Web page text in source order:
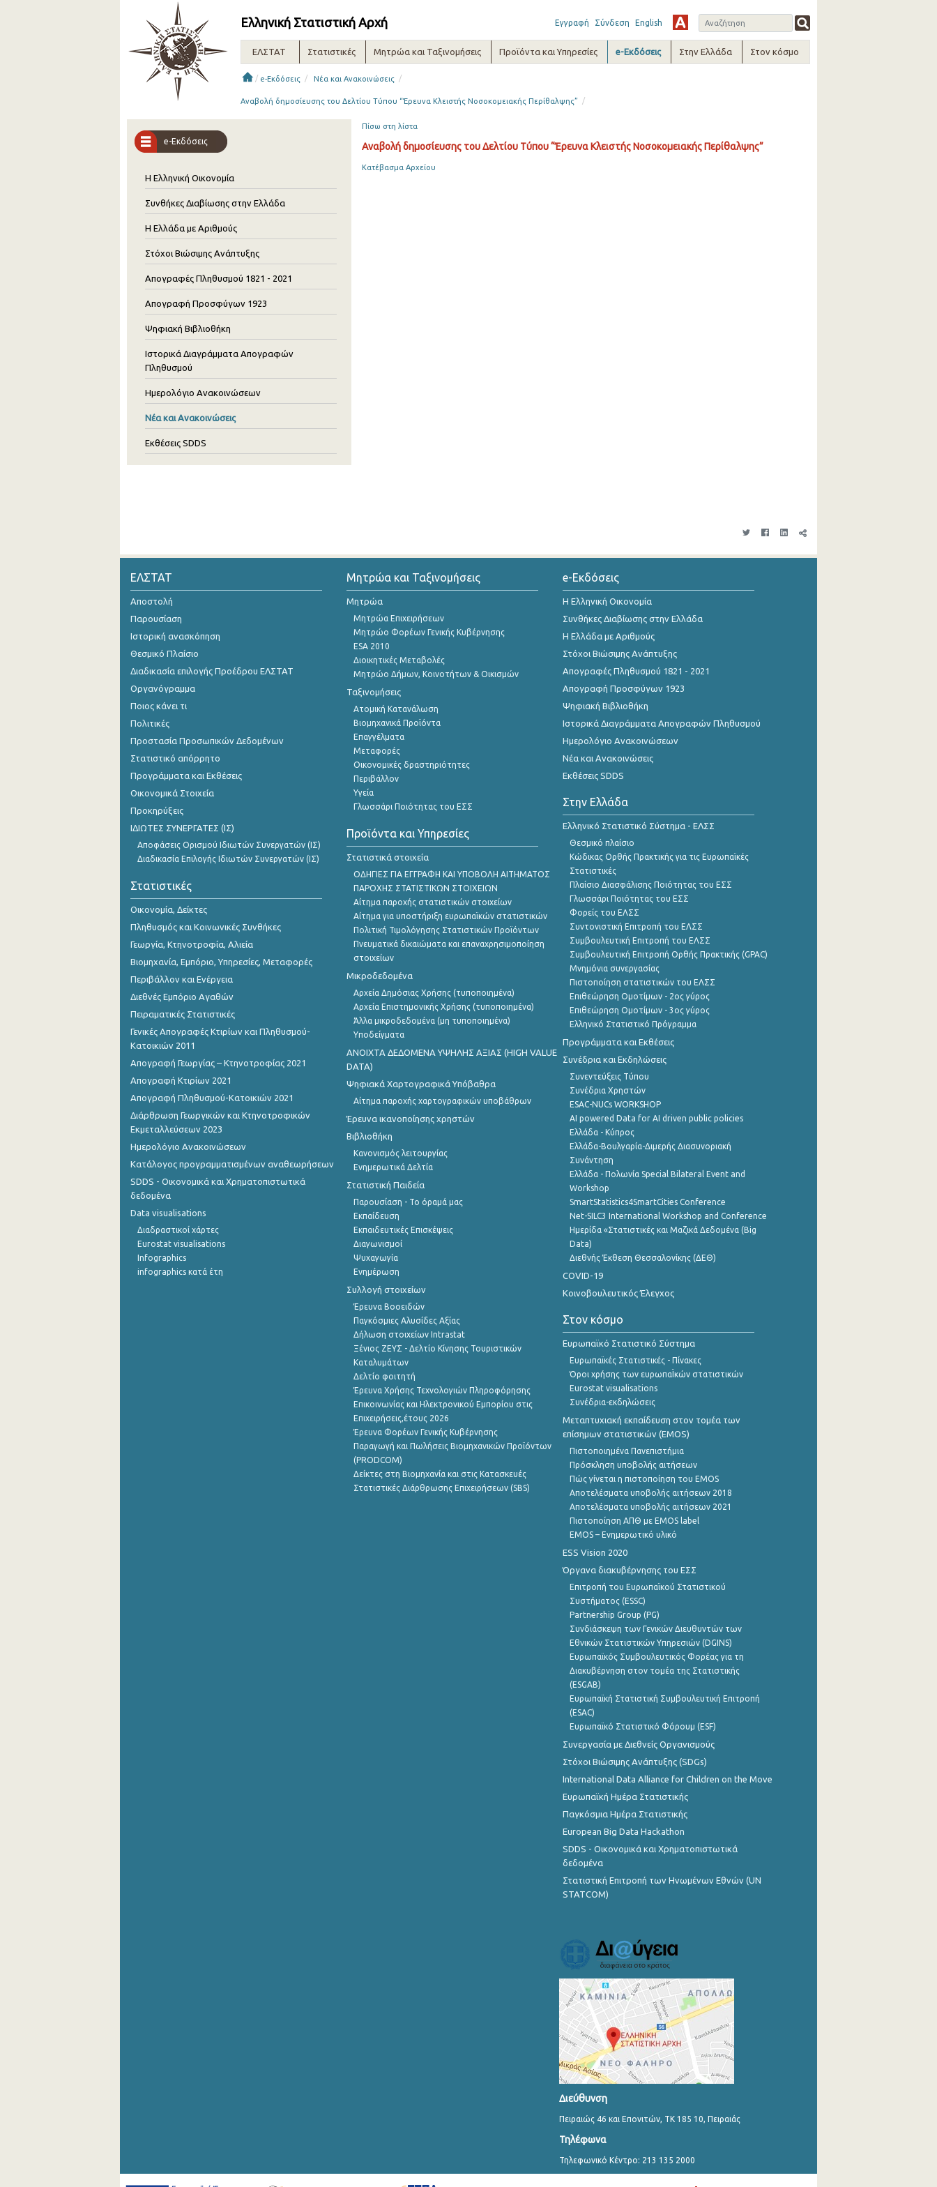
Ελληνική Στατιστική Αρχή Εγγραφή Σύνδεση English
ΕΛΣΤΑΤ Στατιστικές Μητρώα και Ταξινομήσεις Προϊόντα και Υπηρεσίες e-Εκδόσεις Στην Ελλάδα Στον κόσμο
/ e-Εκδόσεις / Νέα και Ανακοινώσεις /
Αναβολή δημοσίευσης του Δελτίου Τύπου “Έρευνα Κλειστής Νοσοκομειακής Περίθαλψης” /
e-Εκδόσεις
Η Ελληνική Οικονομία
Συνθήκες Διαβίωσης στην Ελλάδα
Η Ελλάδα με Αριθμούς
Στόχοι Βιώσιμης Ανάπτυξης
Απογραφές Πληθυσμού 1821 - 2021
Απογραφή Προσφύγων 1923
Ψηφιακή Βιβλιοθήκη
Ιστορικά Διαγράμματα Απογραφών
Πληθυσμού
Ημερολόγιο Ανακοινώσεων
Νέα και Ανακοινώσεις
Εκθέσεις SDDS
Πίσω στη λίστα
Αναβολή δημοσίευσης του Δελτίου Τύπου “Έρευνα Κλειστής Νοσοκομειακής Περίθαλψης”
Κατέβασμα Αρχείου
ΕΛΣΤΑΤ
Αποστολή
Παρουσίαση
Ιστορική ανασκόπηση
Θεσμικό Πλαίσιο
Διαδικασία επιλογής Προέδρου ΕΛΣΤΑΤ
Οργανόγραμμα
Ποιος κάνει τι
Πολιτικές
Προστασία Προσωπικών Δεδομένων
Στατιστικό απόρρητο
Προγράμματα και Εκθέσεις
Οικονομικά Στοιχεία
Προκηρύξεις
ΙΔΙΩΤΕΣ ΣΥΝΕΡΓΑΤΕΣ (ΙΣ)
Αποφάσεις Ορισμού Ιδιωτών Συνεργατών (ΙΣ)
Διαδικασία Επιλογής Ιδιωτών Συνεργατών (ΙΣ)
Στατιστικές
Οικονομία, Δείκτες
Πληθυσμός και Κοινωνικές Συνθήκες
Γεωργία, Κτηνοτροφία, Αλιεία
Βιομηχανία, Εμπόριο, Υπηρεσίες, Μεταφορές
Περιβάλλον και Ενέργεια
Διεθνές Εμπόριο Αγαθών
Πειραματικές Στατιστικές
Γενικές Απογραφές Κτιρίων και Πληθυσμού-
Κατοικιών 2011
Απογραφή Γεωργίας – Κτηνοτροφίας 2021
Απογραφή Κτιρίων 2021
Απογραφή Πληθυσμού-Κατοικιών 2021
Διάρθρωση Γεωργικών και Κτηνοτροφικών
Εκμεταλλεύσεων 2023
Ημερολόγιο Ανακοινώσεων
Κατάλογος προγραμματισμένων αναθεωρήσεων
SDDS - Οικονομικά και Χρηματοπιστωτικά
δεδομένα
Data visualisations
Διαδραστικοί χάρτες
Eurostat visualisations
Infographics
infographics κατά έτη
Μητρώα και Ταξινομήσεις
Μητρώα
Μητρώα Επιχειρήσεων
Μητρώο Φορέων Γενικής Κυβέρνησης
ESA 2010
Διοικητικές Μεταβολές
Μητρώο Δήμων, Κοινοτήτων & Οικισμών
Ταξινομήσεις
Ατομική Κατανάλωση
Βιομηχανικά Προϊόντα
Επαγγέλματα
Μεταφορές
Οικονομικές δραστηριότητες
Περιβάλλον
Υγεία
Γλωσσάρι Ποιότητας του ΕΣΣ
Προϊόντα και Υπηρεσίες
Στατιστικά στοιχεία
ΟΔΗΓΙΕΣ ΓΙΑ ΕΓΓΡΑΦΗ ΚΑΙ ΥΠΟΒΟΛΗ ΑΙΤΗΜΑΤΟΣ
ΠΑΡΟΧΗΣ ΣΤΑΤΙΣΤΙΚΩΝ ΣΤΟΙΧΕΙΩΝ
Αίτημα παροχής στατιστικών στοιχείων
Αίτημα για υποστήριξη ευρωπαϊκών στατιστικών
Πολιτική Τιμολόγησης Στατιστικών Προϊόντων
Πνευματικά δικαιώματα και επαναχρησιμοποίηση
στοιχείων
Μικροδεδομένα
Αρχεία Δημόσιας Χρήσης (τυποποιημένα)
Αρχεία Επιστημονικής Χρήσης (τυποποιημένα)
Άλλα μικροδεδομένα (μη τυποποιημένα)
Υποδείγματα
ANOIXTA ΔΕΔΟΜΕΝΑ ΥΨΗΛΗΣ ΑΞΙΑΣ (HIGH VALUE
DATA)
Ψηφιακά Χαρτογραφικά Υπόβαθρα
Αίτημα παροχής χαρτογραφικών υποβάθρων
Έρευνα ικανοποίησης χρηστών
Βιβλιοθήκη
Κανονισμός λειτουργίας
Ενημερωτικά Δελτία
Στατιστική Παιδεία
Παρουσίαση - Το όραμά μας
Εκπαίδευση
Εκπαιδευτικές Επισκέψεις
Διαγωνισμοί
Ψυχαγωγία
Ενημέρωση
Συλλογή στοιχείων
Έρευνα Βοοειδών
Παγκόσμιες Αλυσίδες Αξίας
Δήλωση στοιχείων Intrastat
Ξένιος ΖΕΥΣ - Δελτίο Κίνησης Τουριστικών
Καταλυμάτων
Δελτίο φοιτητή
Έρευνα Χρήσης Τεχνολογιών Πληροφόρησης
Επικοινωνίας και Ηλεκτρονικού Εμπορίου στις
Επιχειρήσεις,έτους 2026
Έρευνα Φορέων Γενικής Κυβέρνησης
Παραγωγή και Πωλήσεις Βιομηχανικών Προϊόντων
(PRODCOM)
Δείκτες στη Βιομηχανία και στις Κατασκευές
Στατιστικές Διάρθρωσης Επιχειρήσεων (SBS)
e-Εκδόσεις
Η Ελληνική Οικονομία
Συνθήκες Διαβίωσης στην Ελλάδα
Η Ελλάδα με Αριθμούς
Στόχοι Βιώσιμης Ανάπτυξης
Απογραφές Πληθυσμού 1821 - 2021
Απογραφή Προσφύγων 1923
Ψηφιακή Βιβλιοθήκη
Ιστορικά Διαγράμματα Απογραφών Πληθυσμού
Ημερολόγιο Ανακοινώσεων
Νέα και Ανακοινώσεις
Εκθέσεις SDDS
Στην Ελλάδα
Ελληνικό Στατιστικό Σύστημα - ΕΛΣΣ
Θεσμικό πλαίσιο
Κώδικας Ορθής Πρακτικής για τις Ευρωπαϊκές
Στατιστικές
Πλαίσιο Διασφάλισης Ποιότητας του ΕΣΣ
Γλωσσάρι Ποιότητας του ΕΣΣ
Φορείς του ΕΛΣΣ
Συντονιστική Επιτροπή του ΕΛΣΣ
Συμβουλευτική Επιτροπή του ΕΛΣΣ
Συμβουλευτική Επιτροπή Ορθής Πρακτικής (GPAC)
Μνημόνια συνεργασίας
Πιστοποίηση στατιστικών του ΕΛΣΣ
Επιθεώρηση Ομοτίμων - 2ος γύρος
Επιθεώρηση Ομοτίμων - 3ος γύρος
Ελληνικό Στατιστικό Πρόγραμμα
Προγράμματα και Εκθέσεις
Συνέδρια και Εκδηλώσεις
Συνεντεύξεις Τύπου
Συνέδρια Χρηστών
ESAC-NUCs WORKSHOP
AI powered Data for AI driven public policies
Ελλάδα - Κύπρος
Ελλάδα-Βουλγαρία-Διμερής Διασυνοριακή
Συνάντηση
Ελλάδα - Πολωνία Special Bilateral Event and
Workshop
SmartStatistics4SmartCities Conference
Net-SILC3 International Workshop and Conference
Ημερίδα «Στατιστικές και Μαζικά Δεδομένα (Big
Data)
Διεθνής Έκθεση Θεσσαλονίκης (ΔΕΘ)
COVID-19
Κοινοβουλευτικός Έλεγχος
Στον κόσμο
Ευρωπαϊκό Στατιστικό Σύστημα
Ευρωπαϊκές Στατιστικές - Πίνακες
Όροι χρήσης των ευρωπαΪκών στατιστικών
Eurostat visualisations
Συνέδρια-εκδηλώσεις
Μεταπτυχιακή εκπαίδευση στον τομέα των
επίσημων στατιστικών (EMOS)
Πιστοποιημένα Πανεπιστήμια
Πρόσκληση υποβολής αιτήσεων
Πώς γίνεται η πιστοποίηση του EMOS
Αποτελέσματα υποβολής αιτήσεων 2018
Αποτελέσματα υποβολής αιτήσεων 2021
Πιστοποίηση ΑΠΘ με EMOS label
EMOS – Ενημερωτικό υλικό
ESS Vision 2020
Όργανα διακυβέρνησης του ΕΣΣ
Επιτροπή του Ευρωπαϊκού Στατιστικού
Συστήματος (ESSC)
Partnership Group (PG)
Συνδιάσκεψη των Γενικών Διευθυντών των
Εθνικών Στατιστικών Υπηρεσιών (DGINS)
Ευρωπαϊκός Συμβουλευτικός Φορέας για τη
Διακυβέρνηση στον τομέα της Στατιστικής
(ESGAB)
Ευρωπαϊκή Στατιστική Συμβουλευτική Επιτροπή
(ESAC)
Ευρωπαϊκό Στατιστικό Φόρουμ (ESF)
Συνεργασία με Διεθνείς Οργανισμούς
Στόχοι Βιώσιμης Ανάπτυξης (SDGs)
International Data Alliance for Children on the Move
Ευρωπαϊκή Ημέρα Στατιστικής
Παγκόσμια Ημέρα Στατιστικής
European Big Data Hackathon
SDDS - Οικονομικά και Χρηματοπιστωτικά
δεδομένα
Στατιστική Επιτροπή των Ηνωμένων Εθνών (UN
STATCOM)
Διεύθυνση
Πειραιώς 46 και Επονιτών, ΤΚ 185 10, Πειραιάς
Τηλέφωνα
Τηλεφωνικό Κέντρο: 213 135 2000